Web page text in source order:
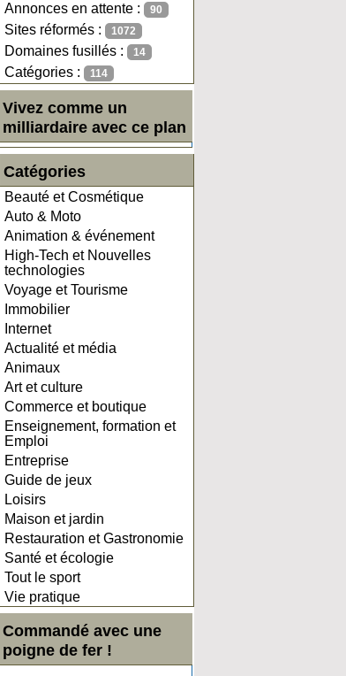
Annonces en attente : 90
Sites réformés : 1072
Domaines fusillés : 14
Catégories : 114
Vivez comme un
milliardaire avec ce plan
Catégories
Beauté et Cosmétique
Auto & Moto
Animation & événement
High-Tech et Nouvelles
technologies
Voyage et Tourisme
Immobilier
Internet
Actualité et média
Animaux
Art et culture
Commerce et boutique
Enseignement, formation et
Emploi
Entreprise
Guide de jeux
Loisirs
Maison et jardin
Restauration et Gastronomie
Santé et écologie
Tout le sport
Vie pratique
Commandé avec une
poigne de fer !